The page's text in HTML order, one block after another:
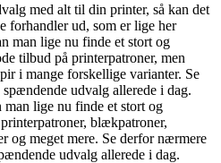
med alt til din printer, så kan det
forhandler ud, som er lige her
man lige nu finde et stort og
tilbud på printerpatroner, men
i mange forskellige varianter. Se
udvalg allerede i dag.
man lige nu finde et stort og
blækpatroner,
og meget mere. Se derfor nærmere
udvalg allerede i dag.